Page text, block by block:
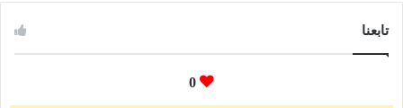
تابعنا
0